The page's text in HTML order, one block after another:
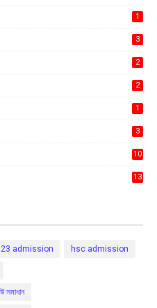
1
3
2
2
1
3
10
13
admission hsc admission
সমাধান